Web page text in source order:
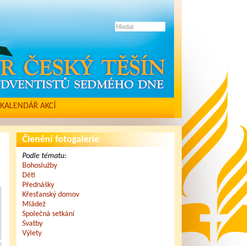
KALENDÁŘ AKCÍ
Členění fotogalerie
Podle tématu:
Bohoslužby
Děti
Přednášky
Křesťanský domov
Mládež
Společná setkání
Svatby
Výlety